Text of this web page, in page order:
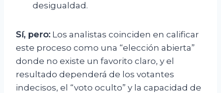
desigualdad.
Sí, pero: Los analistas coinciden en calificar
este proceso como una “elección abierta”
donde no existe un favorito claro, y el
resultado dependerá de los votantes
indecisos, el “voto oculto” y la capacidad de